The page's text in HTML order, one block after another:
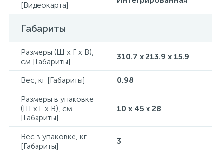
[Видеокарта]
Габариты
Размеры (Ш x Г x В),
см [Габариты]
310.7 x 213.9 x 15.9
Вес, кг [Габариты]
0.98
Размеры в упаковке
(Ш x Г x В), см
[Габариты]
10 x 45 x 28
Вес в упаковке, кг
[Габариты]
3